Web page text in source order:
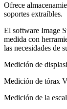
Ofrece
soportes extraíbles.
El software Image
medida con
las necesidades de
Medición de
Medición de tórax
Medición de la